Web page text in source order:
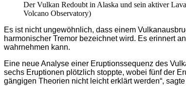
Der Vulkan Redoubt in Alaska und sein aktiver
Volcano Observatory)
Es ist nicht ungewöhnlich, dass einem
harmonischer Tremor bezeichnet wird. Es erinnert
wahrnehmen kann.
Eine neue Analyse einer Eruptionssequenz des
sechs Eruptionen plötzlich stoppte, wobei fünf der
gängigen Theorien nicht leicht erklärt werden“,